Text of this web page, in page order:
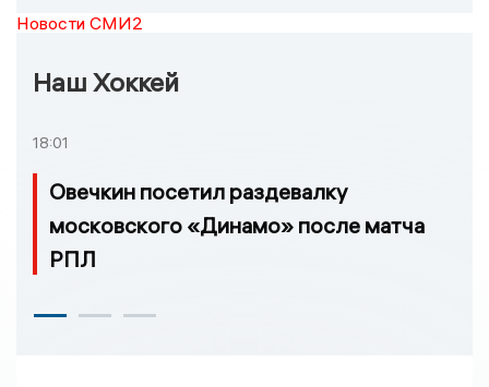
Новости СМИ2
Наш Хоккей
18:01
Овечкин посетил раздевалку
московского «Динамо» после матча
РПЛ